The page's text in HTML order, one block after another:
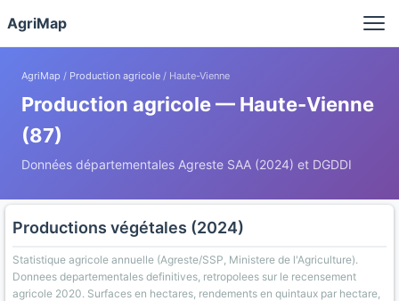
AgriMap
AgriMap / Production agricole / Haute-Vienne
Production agricole — Haute-Vienne
(87)
Données départementales Agreste SAA (2024) et DGDDI
Productions végétales (2024)
Statistique agricole annuelle (Agreste/SSP, Ministere de l'Agriculture).
Donnees departementales definitives, retropolees sur le recensement
agricole 2020. Surfaces en hectares, rendements en quintaux par hectare,